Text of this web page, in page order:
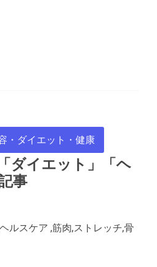
・ダイエット・健康
イエット」「ヘ
事
ルスケア ,筋肉,ストレッチ,骨